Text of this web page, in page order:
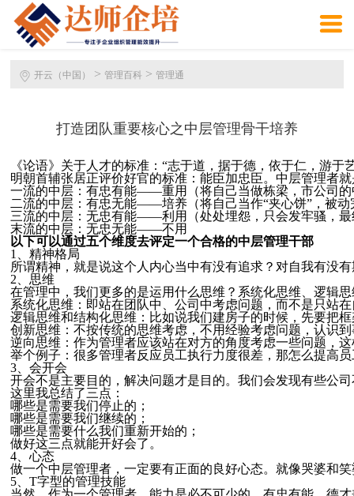
开云（中国） >管理百科 >管理通
打造团队重要核心之中层管理骨干培养
《论语》关于人才的标准：“志于道，据于德，依于仁，游
明朝首辅张居正评价好官的标准：能臣加忠臣。中层管理者
一流的中层：有忠有能——重用（将自己当做栋梁，市公司
二流的中层：有忠无能——培养（将自己当作“夹心饼”，被动
三流的中层：无忠有能——利用（处处埋怨，只会发牢骚，最
末流的中层：无忠无能——不用
以下可以通过五个维度去评定一个合格的中层管理干部
1、精神格局
所谓精神，就是说这个人内心当中有没有追求？对自我有没
2、思维
在管理中，我们更多的是运用什么思维？系统化思维、逻辑
系统化思维：即站在团队中、公司中考虑问题，而不是只站
逻辑思维和结构化思维：比如说我们建房子的时候，先要把
创新思维：不按传统的思维考虑，不用经验考虑问题，认识
逆向思维：作为管理者应该站在对方的角度考虑一些问题，
举个例子：很多管理者反应员工执行力度很差，那怎么提高
3、会开会
开会不是主要目的，解决问题才是目的。我们会发现有些公
这里我总结了三点：
哪些是需要我们停止的；
哪些是需要我们继续的；
哪些是需要什么我们重新开始的；
做好这三点就能开好会了。
4、心态
做一个中层管理者，一定要有正面的良好心态。就像哭婆和
5、T字型的管理技能